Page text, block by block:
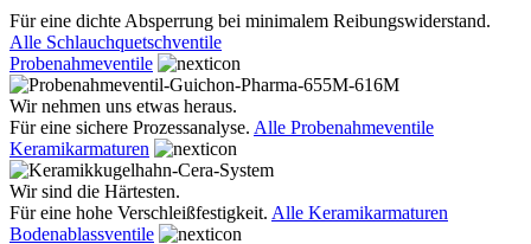
Für eine dichte Absperrung bei minimalem Reibungswiderstand.
Alle Schlauchquetschventile
Probenahmeventile
Wir nehmen uns etwas heraus.
Für eine sichere Prozessanalyse. Alle Probenahmeventile
Keramikarmaturen
Wir sind die Härtesten.
Für eine hohe Verschleißfestigkeit. Alle Keramikarmaturen
Bodenablassventile